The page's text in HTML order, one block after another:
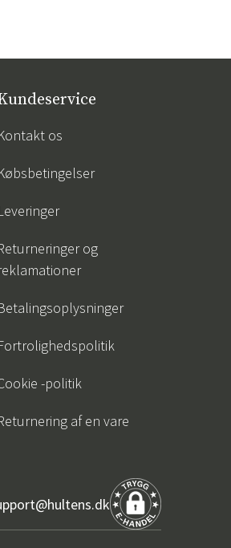
os
og
-politik
af en vare